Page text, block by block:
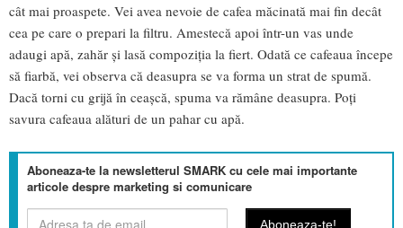
cât mai proaspete. Vei avea nevoie de cafea măcinată mai fin decât
cea pe care o prepari la filtru. Amestecă apoi într-un vas unde
adaugi apă, zahăr și lasă compoziția la fiert. Odată ce cafeaua începe
să fiarbă, vei observa că deasupra se va forma un strat de spumă.
Dacă torni cu grijă în ceașcă, spuma va rămâne deasupra. Poți
savura cafeaua alături de un pahar cu apă.
Aboneaza-te la newsletterul SMARK cu cele mai importante
articole despre marketing si comunicare